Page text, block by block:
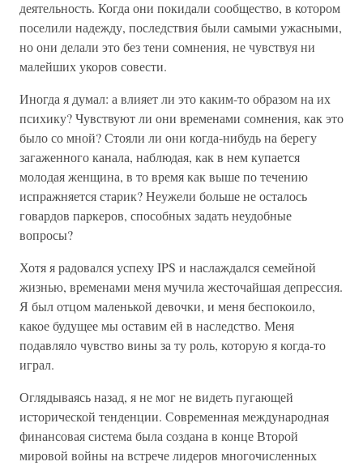
деятельность. Когда они покидали сообщество, в котором
поселили надежду, последствия были самыми ужасными,
но они делали это без тени сомнения, не чувствуя ни
малейших укоров совести.
Иногда я думал: а влияет ли это каким-то образом на их
психику? Чувствуют ли они временами сомнения, как это
было со мной? Стояли ли они когда-нибудь на берегу
загаженного канала, наблюдая, как в нем купается
молодая женщина, в то время как выше по течению
испражняется старик? Неужели больше не осталось
говардов паркеров, способных задать неудобные
вопросы?
Хотя я радовался успеху IPS и наслаждался семейной
жизнью, временами меня мучила жесточайшая депрессия.
Я был отцом маленькой девочки, и меня беспокоило,
какое будущее мы оставим ей в наследство. Меня
подавляло чувство вины за ту роль, которую я когда-то
играл.
Оглядываясь назад, я не мог не видеть пугающей
исторической тенденции. Современная международная
финансовая система была создана в конце Второй
мировой войны на встрече лидеров многочисленных